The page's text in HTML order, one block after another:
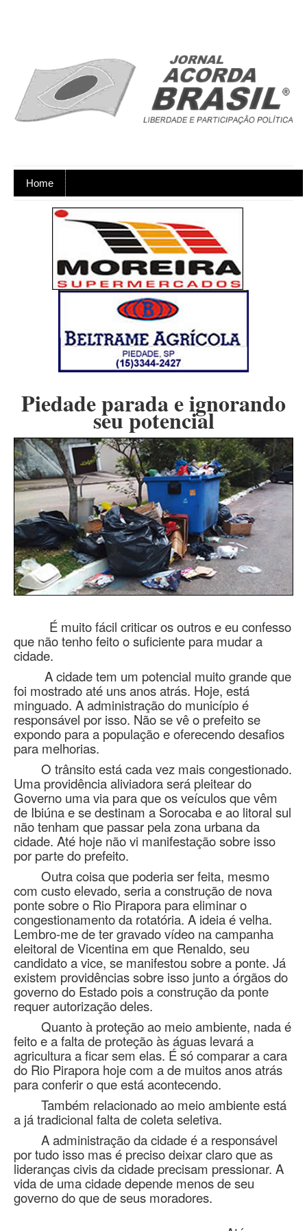
Home
Ano XX - Postagens nos dias úteis,
de segunda a sexta-feira
Piedade parada e ignorando
seu potencial
É muito fácil criticar os outros e eu confesso
que não tenho feito o suficiente para mudar a
cidade.
A cidade tem um potencial muito grande que
foi mostrado até uns anos atrás. Hoje, está
minguado. A administração do município é
responsável por isso. Não se vê o prefeito se
expondo para a população e oferecendo desafios
para melhorias.
O trânsito está cada vez mais congestionado.
Uma providência aliviadora será pleitear do
Governo uma via para que os veículos que vêm
de Ibiúna e se destinam a Sorocaba e ao litoral sul
não tenham que passar pela zona urbana da
cidade. Até hoje não vi manifestação sobre isso
por parte do prefeito.
Outra coisa que poderia ser feita, mesmo
com custo elevado, seria a construção de nova
ponte sobre o Rio Pirapora para eliminar o
congestionamento da rotatória. A ideia é velha.
Lembro-me de ter gravado vídeo na campanha
eleitoral de Vicentina em que Renaldo, seu
candidato a vice, se manifestou sobre a ponte. Já
existem providências sobre isso junto a órgãos do
governo do Estado pois a construção da ponte
requer autorização deles.
Quanto à proteção ao meio ambiente, nada é
feito e a falta de proteção às águas levará a
agricultura a ficar sem elas. É só comparar a cara
do Rio Pirapora hoje com a de muitos anos atrás
para conferir o que está acontecendo.
Também relacionado ao meio ambiente está
a já tradicional falta de coleta seletiva.
A administração da cidade é a responsável
por tudo isso mas é preciso deixar claro que as
lideranças civis da cidade precisam pressionar. A
vida de uma cidade depende menos de seu
governo do que de seus moradores.